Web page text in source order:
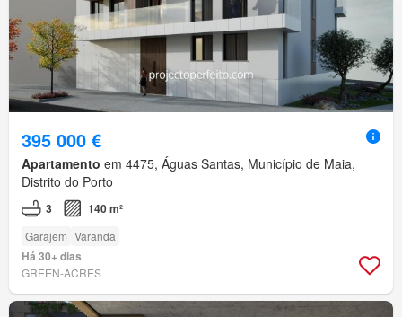
395 000 €
Apartamento em 4475, Águas Santas, Município de Maia,
Distrito do Porto
3 140 m²
Garajem Varanda
Há 30+ dias
GREEN-ACRES